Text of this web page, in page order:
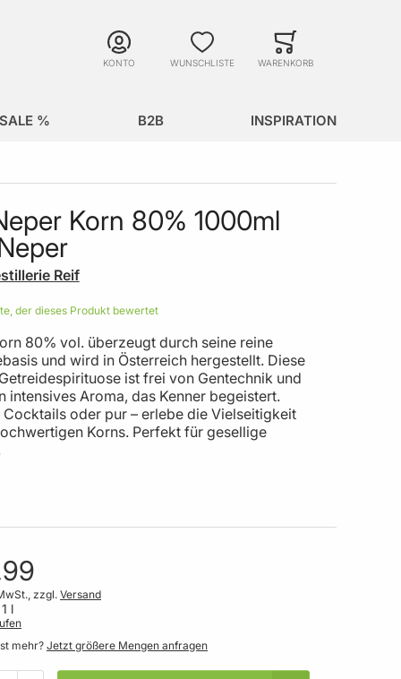
KONTO WUNSCHLISTE WARENKORB
SALE % B2B INSPIRATION
Korn 80% 1000ml
Reif
der dieses Produkt bewertet
80% vol. überzeugt durch seine reine
und wird in Österreich hergestellt. Diese
ist frei von Gentechnik und
intensives Aroma, das Kenner begeistert.
Cocktails oder pur – erlebe die Vielseitigkeit
Korns. Perfekt für gesellige
zzgl.Versand
l
mehr?Jetzt größere Mengen anfragen